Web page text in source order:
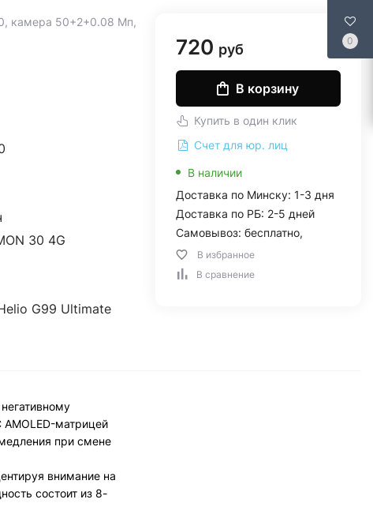
0
камера 50+2+0.08 Мп,
30 4G
G99 Ultimate
720 руб
В корзину
Купить в один клик
Счет для юр. лиц
В наличии
Доставка по Минску: 1-3 дня
Доставка по РБ: 2-5 дней
Самовывоз: бесплатно,
В избранное
В сравнение
матрицей
при смене
внимание на
состоит из 8-